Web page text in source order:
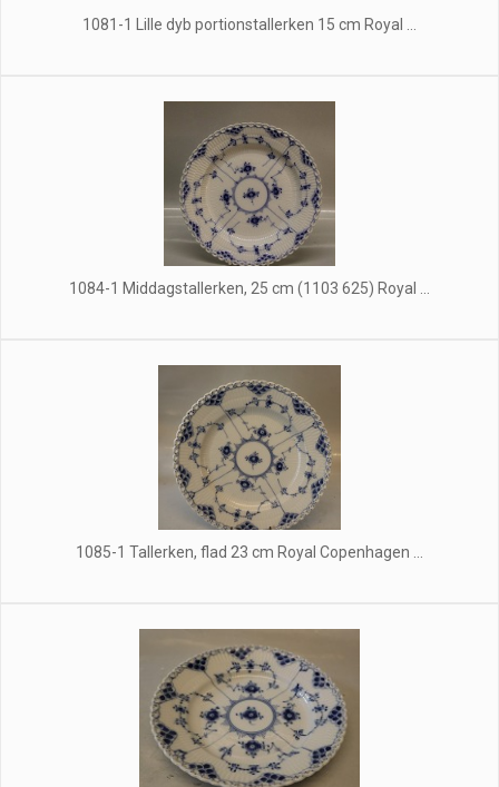
1081-1 Lille dyb portionstallerken 15 cm Royal ...
1084-1 Middagstallerken, 25 cm (1103 625) Royal ...
1085-1 Tallerken, flad 23 cm Royal Copenhagen ...